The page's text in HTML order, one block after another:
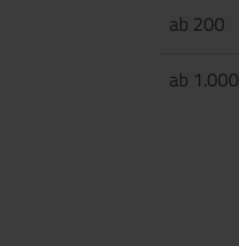
ab 200
ab 1.000